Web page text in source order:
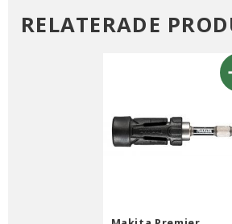
RELATERADE